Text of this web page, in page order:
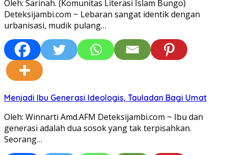
Oleh: Sarinah. (Komunitas Literasi Islam Bungo)
Deteksijambi.com ~ Lebaran sangat identik dengan
urbanisasi, mudik pulang…
Menjadi Ibu Generasi Ideologis, Tauladan Bagi Umat
Oleh: Winnarti Amd.AFM Deteksijambi.com ~ Ibu dan
generasi adalah dua sosok yang tak terpisahkan.
Seorang…